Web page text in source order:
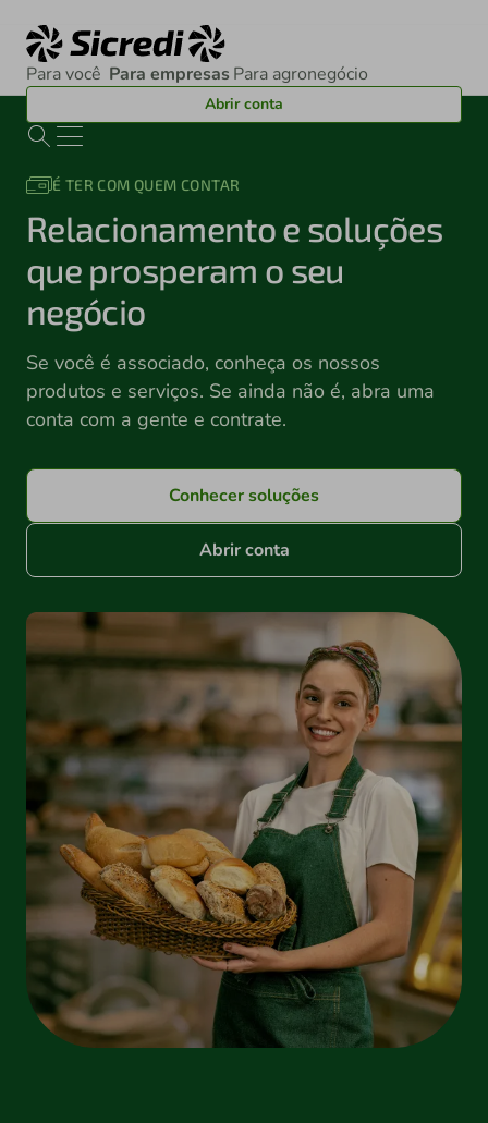
Para você Para empresas Para agronegócio
Abrir conta
É TER COM QUEM CONTAR
Relacionamento e soluções
que prosperam o seu
negócio
Se você é associado, conheça os nossos
produtos e serviços. Se ainda não é, abra uma
conta com a gente e contrate.
Conhecer soluções
Abrir conta